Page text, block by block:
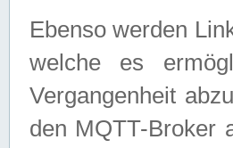
Ebenso werden
welche es
Vergangenheit
den MQTT-Broker